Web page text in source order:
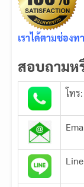
เราได้ตามช่องท
สอบถามห
โทร